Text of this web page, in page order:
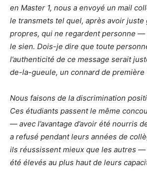
en Master 1, nous a envoyé un mail
le transmets tel quel, après avoir juste
propres, qui ne regardent personne —
le sien. Dois-je dire que toute
l’authenticité de ce message serait
de-la-gueule, un connard de première
Nous faisons de la discrimination
Ces étudiants passent le même
— avec l’avantage d’avoir été nourris
a refusé pendant leurs années de
ils réussissent mieux que les autres —
été élevés au plus haut de leurs